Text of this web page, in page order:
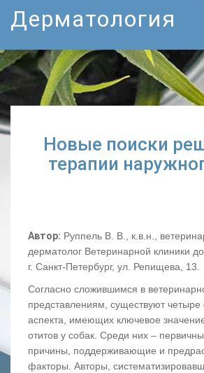
Дерматология
Новые поиски
терапии
Автор: Руппель В. В., к.в.н.,
дерматолог Ветеринарной клиники
г. Санкт-Петербург, ул. Репищева, 13.
Согласно сложившимся в
представлениям, существуют четыре
аспекта, имеющих ключевое
отитов у собак. Среди них –
причины, поддерживающие и
факторы. Авторы,